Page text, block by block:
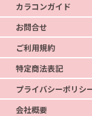
カラコンガイド
お問合せ
ご利用規約
特定商法表記
プライバシーポリシ
会社概要